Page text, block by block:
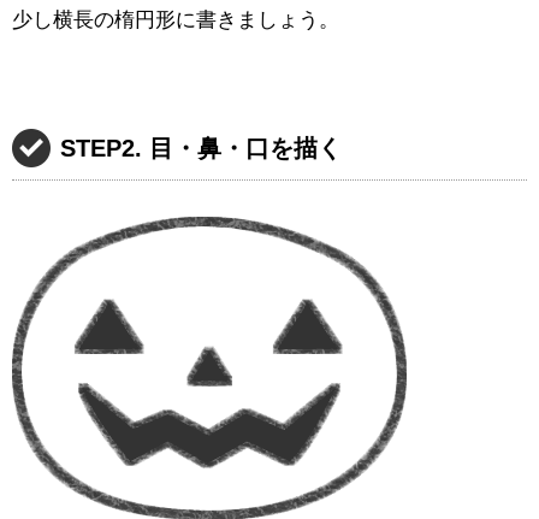
少し横長の楕円形に書きましょう。
STEP2. 目・鼻・口を描く